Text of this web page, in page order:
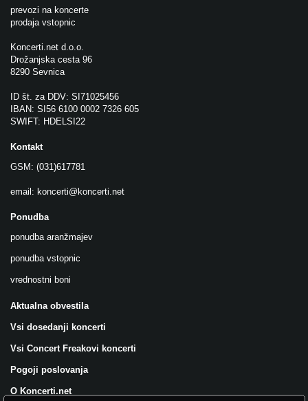
prevozi na koncerte
prodaja vstopnic
Koncerti.net d.o.o.
Drožanjska cesta 96
8290 Sevnica
ID št. za DDV: SI71025456
IBAN: SI56 6100 0002 7326 605
SWIFT: HDELSI22
Kontakt
GSM: (031)617781
email: koncerti@koncerti.net
Ponudba
ponudba aranžmajev
ponudba vstopnic
vrednostni boni
Aktualna obvestila
Vsi dosedanji koncerti
Vsi Concert Freakovi koncerti
Pogoji poslovanja
O Koncerti.net